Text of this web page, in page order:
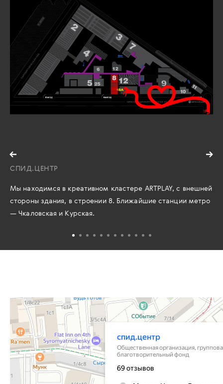
СПИД.ЦЕНТР
Мы находимся в креативном кластере ARTPLAY, с внешней
стороны здания, в строении 8. Ближайшие станции метро
— Чкаловская и Курская.